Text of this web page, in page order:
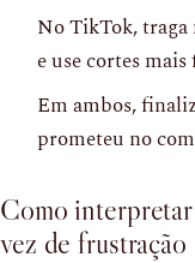
No TikTok,
e use cortes
Em ambos,
prometeu no
Como
vez de frustração